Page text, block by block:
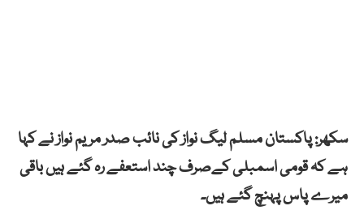
سکھر: پاکستان مسلم لیگ نواز کی نائب صدر مریم نواز نے کہا
ہے کہ قومی اسمبلی کےصرف چند استعفے رہ گئے ہیں باقی
میرے پاس پہنچ گئے ہیں۔